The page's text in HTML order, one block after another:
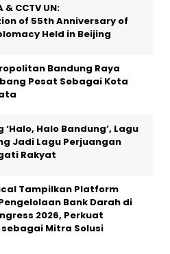
& CCTV UN:
of 55th Anniversary of
Held in Beijing
Bandung Raya
Pesat Sebagai Kota
Halo Bandung’, Lagu
Jadi Lagu Perjuangan
Rakyat
Tampilkan Platform
Bank Darah di
2026, Perkuat
Mitra Solusi